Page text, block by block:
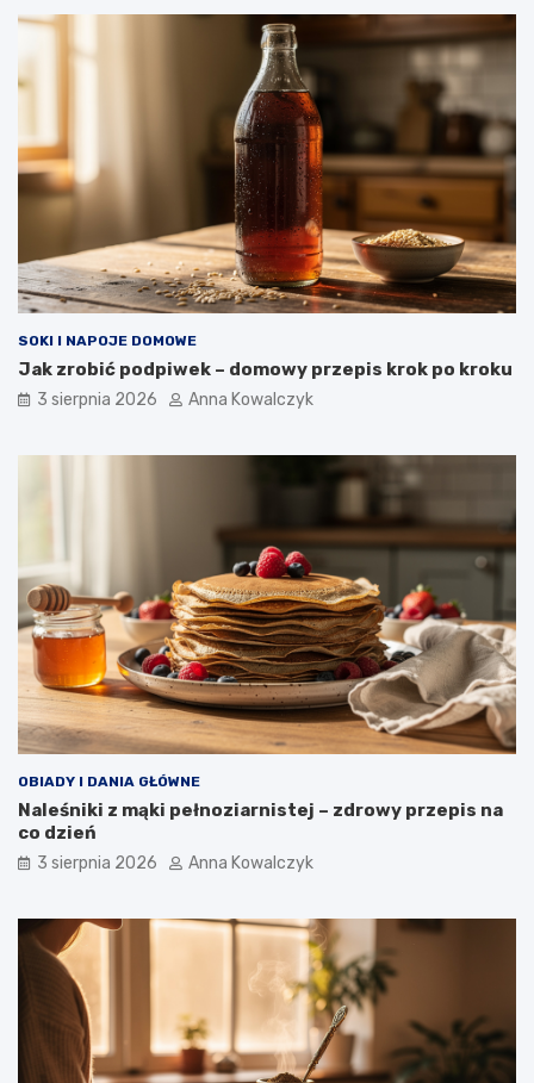
SOKI I NAPOJE DOMOWE
Jak zrobić podpiwek – domowy przepis krok po kroku
3 sierpnia 2026 Anna Kowalczyk
OBIADY I DANIA GŁÓWNE
Naleśniki z mąki pełnoziarnistej – zdrowy przepis na
co dzień
3 sierpnia 2026 Anna Kowalczyk